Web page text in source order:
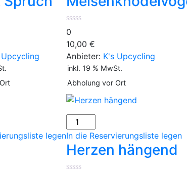
0
10,00 €
Anbieter: K's Upcycling
inkl. 19 % MwSt.
Abholung vor Ort
legen
Herzen
hängend
Menge
In die Reservierungsliste legen
Herzen hängend